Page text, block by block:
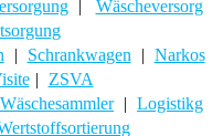
Wäscheversorg
Schrankwagen
Narkos
ZSVA
Wäschesammler
Logistikg